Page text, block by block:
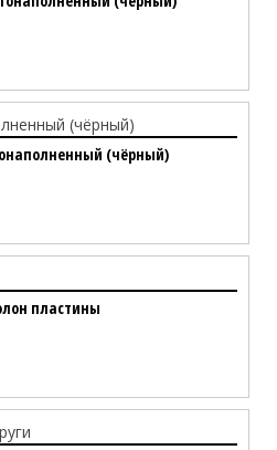
(чёрный)
пластины